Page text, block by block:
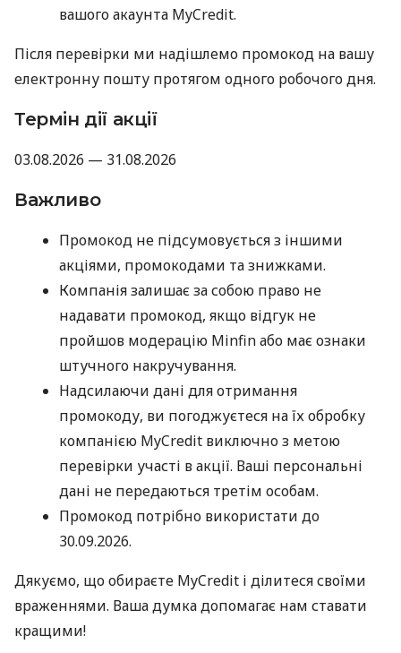
вашого акаунта MyCredit.
Після перевірки ми надішлемо промокод на вашу
електронну пошту протягом одного робочого дня.
Термін дії акції
03.08.2026 — 31.08.2026
Важливо
Промокод не підсумовується з іншими
акціями, промокодами та знижками.
Компанія залишає за собою право не
надавати промокод, якщо відгук не
пройшов модерацію Minfin або має ознаки
штучного накручування.
Надсилаючи дані для отримання
промокоду, ви погоджуєтеся на їх обробку
компанією MyCredit виключно з метою
перевірки участі в акції. Ваші персональні
дані не передаються третім особам.
Промокод потрібно використати до
30.09.2026.
Дякуємо, що обираєте MyCredit і ділитеся своїми
враженнями. Ваша думка допомагає нам ставати
кращими!